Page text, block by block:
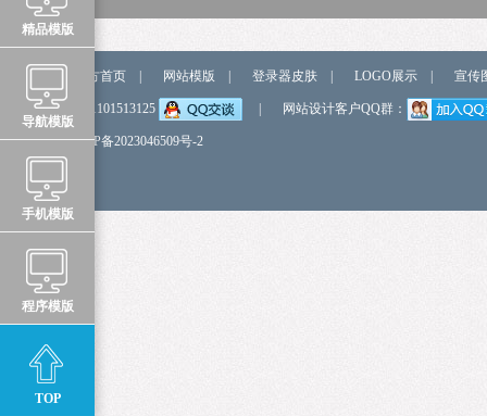
官方首页 网站模版 登录器皮肤 LOGO展示 宣传
弹我QQ QQ:1101513125 网站设计客户QQ群：
备 案 号 鲁ICP备2023046509号-2
精品模版
导航模版
手机模版
程序模版
TOP